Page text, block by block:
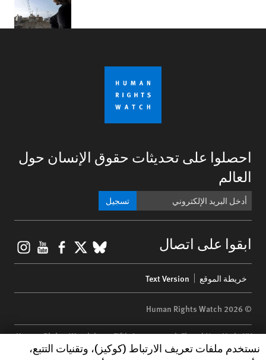
احصلوا على تحديثات حقوق الإنسان حول
العالم
تسجيل
ابقوا على اتصال BlueSky
X
menu
خريطة الموقع Text Version
© 2026 Human Rights Watch
Human Rights Watch| 350 Fifth Avenue, 34th Floor | New York,NY
10118-3299 USA|t 1.212.290.4700
Human Rights Watch cookie preferences
نستخدم ملفات تعريف الارتباط (كوكيز)، وتقنيات التتبع،